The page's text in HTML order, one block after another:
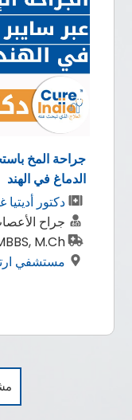
جراحة المخ
الدماغ في الهند
دكتور أديتيا
جراح
M.Ch
مستشفي